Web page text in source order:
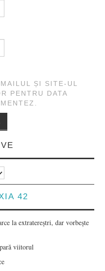
ȘI SITE-UL
PENTRU DATA
42
la extratereștri, dar vorbește
viitorul